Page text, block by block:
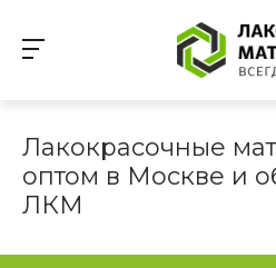
Лакокрасочные
оптом в Москве и
ЛКМ